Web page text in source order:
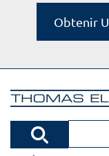
Obtenir